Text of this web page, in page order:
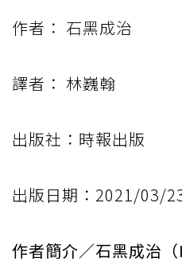
作者： 石黑成治
譯者： 林巍翰
出版社：時報出版
出版日期：2021/03/
作者簡介／石黑成治